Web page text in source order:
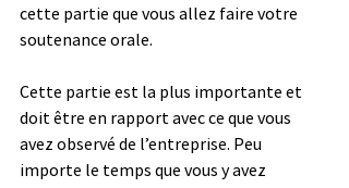
cette partie que vous allez faire votre
soutenance orale.
Cette partie est la plus importante et
doit être en rapport avec ce que vous
avez observé de l’entreprise. Peu
importe le temps que vous y avez